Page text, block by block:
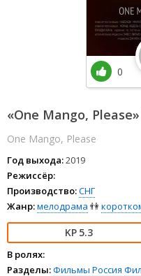
«One Mango,
One Mango, Please
Год выхода:2019
Режиссёр:
Производство:СНГ
Жанр:мелодрама 👫
5.3
В ролях:
Разделы:Фильмы Россия
0